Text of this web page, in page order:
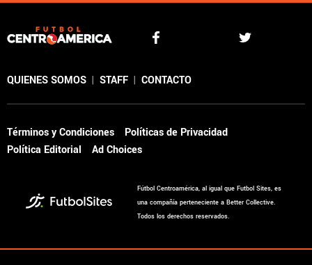
QUIENES SOMOS | STAFF | CONTACTO
Términos y Condiciones
Políticas de Privacidad
Política Editorial
Ad Choices
Fútbol Centroamérica, al igual que Futbol Sites, es
una compañía perteneciente a Better Collective.
Todos los derechos reservados.